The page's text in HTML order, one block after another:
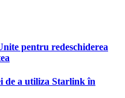
pentru redeschiderea
de a utiliza Starlink în